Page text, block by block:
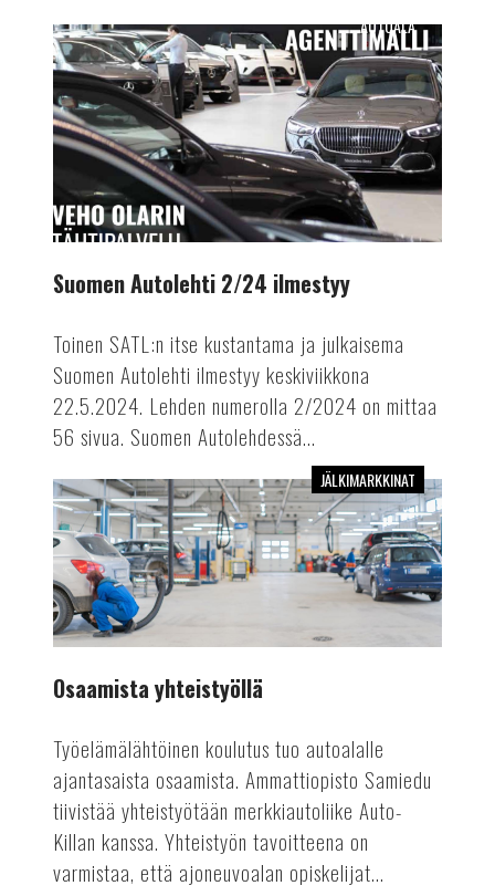
Suomen
Autolehti
2/24
ilmestyy
AUTOALA
Suomen Autolehti 2/24 ilmestyy
Toinen SATL:n itse kustantama ja julkaisema
Suomen Autolehti ilmestyy keskiviikkona
22.5.2024. Lehden numerolla 2/2024 on mittaa
56 sivua. Suomen Autolehdessä...
Osaamista
yhteistyöllä
JÄLKIMARKKINAT
Osaamista yhteistyöllä
Työelämälähtöinen koulutus tuo autoalalle
ajantasaista osaamista. Ammattiopisto Samiedu
tiivistää yhteistyötään merkkiautoliike Auto-
Killan kanssa. Yhteistyön tavoitteena on
varmistaa, että ajoneuvoalan opiskelijat...